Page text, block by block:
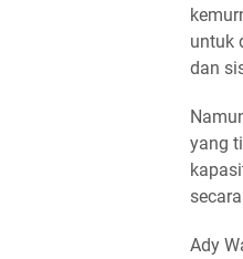
untuk
dan
yang
Ady